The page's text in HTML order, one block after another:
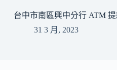
台中市南區興中分行 ATM
31 3 月, 2023